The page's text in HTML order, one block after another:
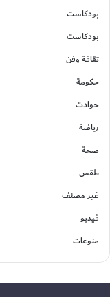
بودكاست
بودكاست
ثقافة وفن
حكومة
حوادت
رياضة
صحة
طقس
غير مصنف
فيديو
منوعات